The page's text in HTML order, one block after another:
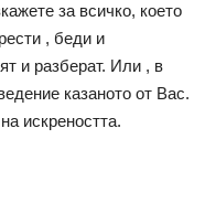
за всичко, което
, беди и
и разберат. Или , в
казаното от Вас.
искреността.